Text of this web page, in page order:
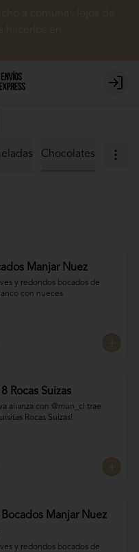
Login
Chocolates
Manjar Nuez
y redondos bocados de
con nueces
Rocas Suizas
alianza con @mun_cl trae
Rocas Suizas!
de leche
Blanco
de Frambuesa
Bocados Manjar Nuez
y redondos bocados de